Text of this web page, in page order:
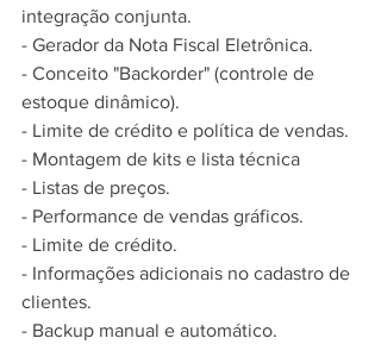
integração conjunta.
- Gerador da Nota Fiscal Eletrônica.
- Conceito "Backorder" (controle de
estoque dinâmico).
- Limite de crédito e política de vendas.
- Montagem de kits e lista técnica
- Listas de preços.
- Performance de vendas gráficos.
- Limite de crédito.
- Informações adicionais no cadastro de
clientes.
- Backup manual e automático.